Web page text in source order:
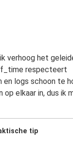
verhoog het
respecteert
logs schoon te
elkaar in, dus ik
tip